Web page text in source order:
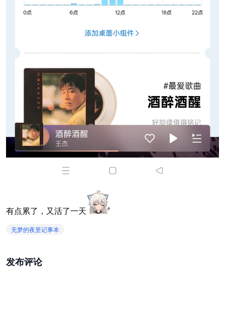
有点累了，又活了一天
无梦的夜里记事本
发布评论